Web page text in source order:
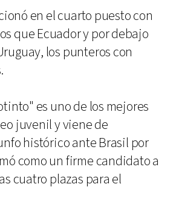
en el cuarto puesto con
que Ecuador y por debajo
los punteros con
es uno de los mejores
juvenil y viene de
histórico ante Brasil por
como un firme candidato a
cuatro plazas para el